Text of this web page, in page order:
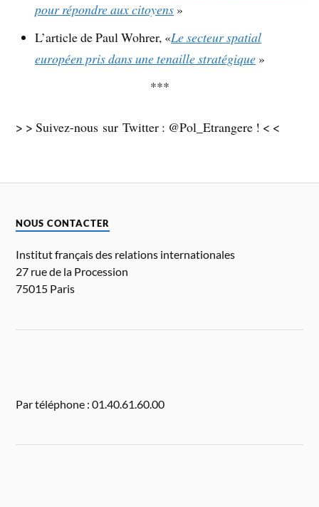
pour répondre aux citoyens »
L’article de Paul Wohrer, «Le secteur spatial
européen pris dans une tenaille stratégique »
***
> > Suivez-nous sur Twitter : @Pol_Etrangere ! < <
NOUS CONTACTER
Institut français des relations internationales
27 rue de la Procession
75015 Paris
Par téléphone : 01.40.61.60.00